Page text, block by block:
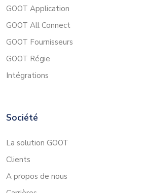
GOOT Application
GOOT All Connect
GOOT Fournisseurs
GOOT Régie
Intégrations
Société
La solution GOOT
Clients
A propos de nous